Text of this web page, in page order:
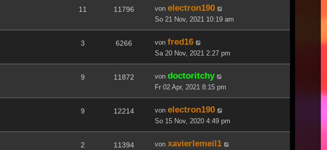
11 11796 von electron190
So 21 Nov, 2021 10:19 am
3 6266 von fred16
Sa 20 Nov, 2021 2:27 pm
9 11872 von doctoritchy
Fr 02 Apr, 2021 8:15 pm
9 12214 von electron190
So 15 Nov, 2020 4:49 pm
2 11394 von xavierlemeil1